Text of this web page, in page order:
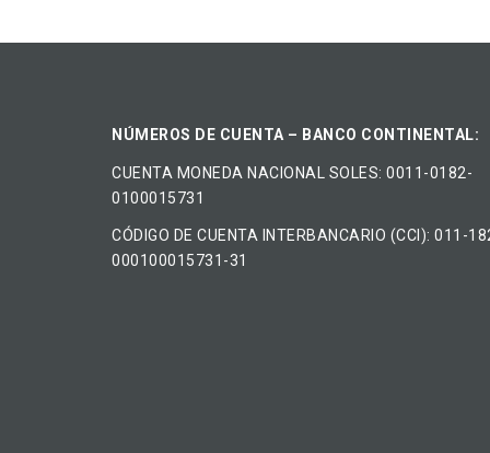
NÚMEROS DE CUENTA – BANCO CONTINENTAL:
CUENTA MONEDA NACIONAL​ ​SOLES​: 0011-0182-
0100015731
CÓDIGO DE CUENTA INTERBANCARIO (CCI): 011-
000100015731-31